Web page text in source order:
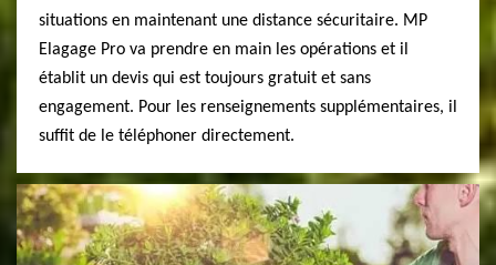
situations en maintenant une distance sécuritaire. MP
Elagage Pro va prendre en main les opérations et il
établit un devis qui est toujours gratuit et sans
engagement. Pour les renseignements supplémentaires, il
suffit de le téléphoner directement.